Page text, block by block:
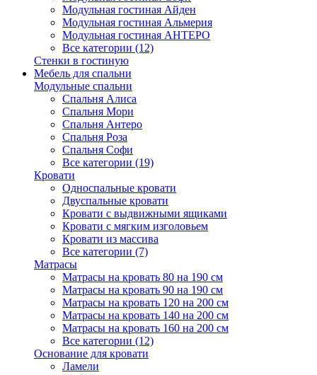
Модульная гостиная Айден
Модульная гостиная Альмерия
Модульная гостиная АНТЕРО
Все категории (12)
Стенки в гостиную
Мебель для спальни
Модульные спальни
Спальня Алиса
Спальня Мори
Спальня Антеро
Спальня Роза
Спальня Софи
Все категории (19)
Кровати
Односпальные кровати
Двуспальные кровати
Кровати с выдвижными ящиками
Кровати с мягким изголовьем
Кровати из массива
Все категории (7)
Матрасы
Матрасы на кровать 80 на 190 см
Матрасы на кровать 90 на 190 см
Матрасы на кровать 120 на 200 см
Матрасы на кровать 140 на 200 см
Матрасы на кровать 160 на 200 см
Все категории (12)
Основание для кровати
Ламели